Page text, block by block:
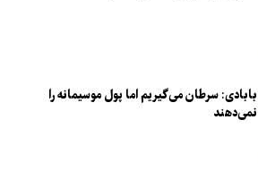
بابادی: سرطان می‌گیریم اما پول موسیمانه را
نمی‌دهند